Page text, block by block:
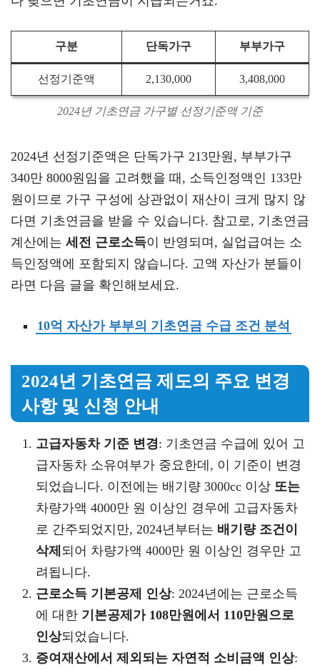
구분 단독가구 부부가구
선정기준액 2,130,000 3,408,000
2024년 기초연금 가구별 선정기준액 기준
2024년 선정기준액은 단독가구 213만원, 부부가구
340만 8000원임을 고려했을 때, 소득인정액인 133만
원이므로 가구 구성에 상관없이 재산이 크게 많지 않
다면 기초연금을 받을 수 있습니다. 참고로, 기초연금
계산에는 세전 근로소득이 반영되며, 실업급여는 소
득인정액에 포함되지 않습니다. 고액 자산가 분들이
라면 다음 글을 확인해보세요.
10억 자산가 부부의 기초연금 수급 조건 분석
2024년 기초연금 제도의 주요 변경
사항 및 신청 안내
고급자동차 기준 변경: 기초연금 수급에 있어 고
급자동차 소유여부가 중요한데, 이 기준이 변경
되었습니다. 이전에는 배기량 3000cc 이상 또는
차량가액 4000만 원 이상인 경우에 고급자동차
로 간주되었지만, 2024년부터는 배기량 조건이
삭제 되어 차량가액 4000만 원 이상인 경우만 고
려됩니다.
근로소득 기본공제 인상: 2024년에는 근로소득
에 대한 기본공제가 108만원에서 110만원으로
인상되었습니다.
증여재산에서 제외되는 자연적 소비금액 인상: